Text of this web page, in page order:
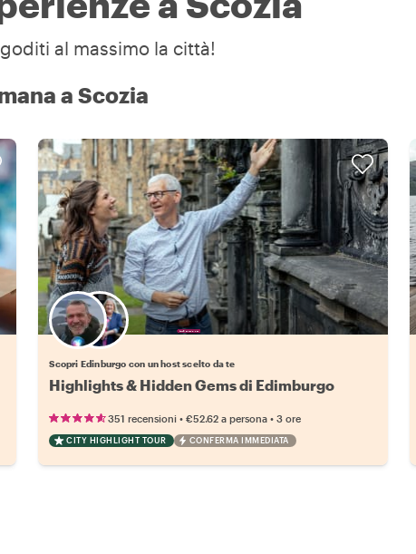
al massimo la città!
a Scozia
Scegli il tuo local preferito
Scopri Edinburgo con un host scelto da te
Highlights & Hidden Gems di Edimburgo
351 recensioni •€52.62 a persona •3 ore
CITY HIGHLIGHT TOUR CONFERMA IMMEDIATA